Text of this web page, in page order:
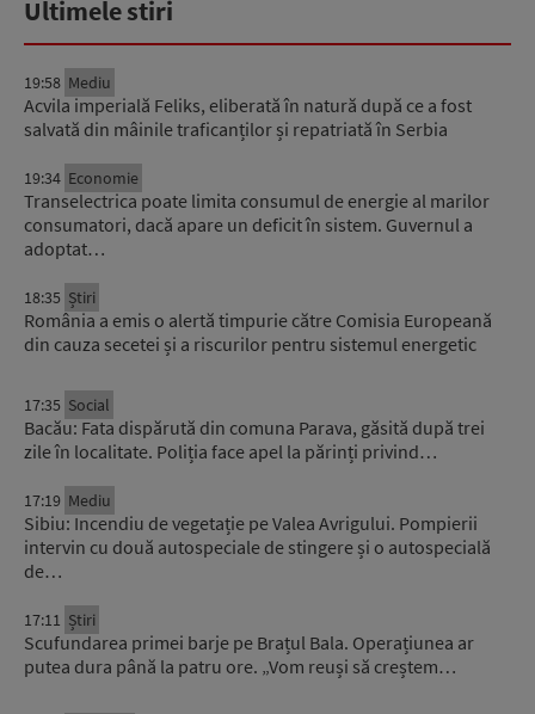
Ultimele stiri
19:58 Mediu
Acvila imperială Feliks, eliberată în natură după ce a fost
salvată din mâinile traficanților și repatriată în Serbia
19:34 Economie
Transelectrica poate limita consumul de energie al marilor
consumatori, dacă apare un deficit în sistem. Guvernul a
adoptat…
18:35 Știri
România a emis o alertă timpurie către Comisia Europeană
din cauza secetei și a riscurilor pentru sistemul energetic
17:35 Social
Bacău: Fata dispărută din comuna Parava, găsită după trei
zile în localitate. Poliția face apel la părinți privind…
17:19 Mediu
Sibiu: Incendiu de vegetație pe Valea Avrigului. Pompierii
intervin cu două autospeciale de stingere și o autospecială
de…
17:11 Știri
Scufundarea primei barje pe Brațul Bala. Operațiunea ar
putea dura până la patru ore. „Vom reuși să creștem…